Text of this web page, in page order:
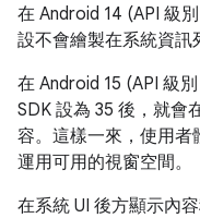
在 Android 14 (API 級
設不會繪製在系統資訊
在 Android 15 (API 級
SDK 設為 35 後，就會
容。這樣一來，使用者
運用可用的視窗空間。
在系統 UI 後方顯示內